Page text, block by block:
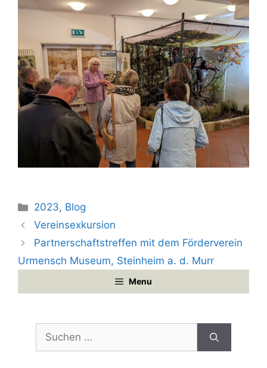
Kategorien
2023, Blog
Vereinsexkursion
Partnerschaftstreffen mit dem Förderverein
Urmensch Museum, Steinheim a. d. Murr
Menu
Suchen
nach: